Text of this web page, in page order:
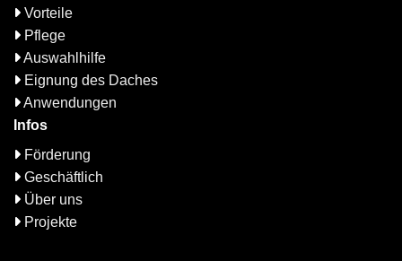
Vorteile
Pflege
Auswahlhilfe
Eignung des Daches
Anwendungen
Infos
Förderung
Geschäftlich
Über uns
Projekte